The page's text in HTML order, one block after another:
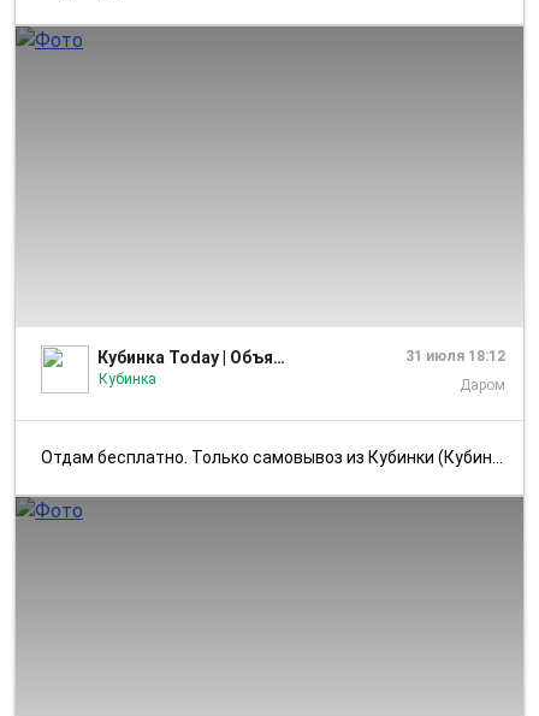
Кубинка Today | Объявления
Кубинка
31 июля 18:12
Даром
Отдам бесплатно. Только самовывоз из Кубинки (Кубинка-1, корп. 13). Тр...